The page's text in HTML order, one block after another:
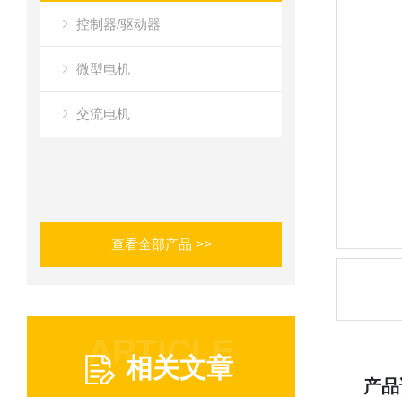
控制器/驱动器
微型电机
交流电机
查看全部产品 >>
ARTICLE
相关文章
产